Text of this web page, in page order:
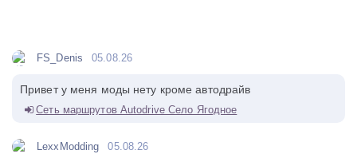
FS_Denis 05.08.26
Привет у меня моды нету кроме автодрайв
Сеть маршрутов Autodrive Село Ягодное
LexxModding 05.08.26